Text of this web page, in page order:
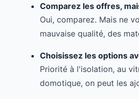
Comparez les offres,
Oui, comparez. Mais ne
mauvaise qualité, des
Choisissez les options
Priorité à l'isolation, au
domotique, on peut les